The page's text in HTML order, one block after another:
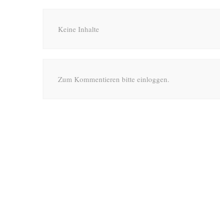
Keine Inhalte
Zum Kommentieren bitte einloggen.